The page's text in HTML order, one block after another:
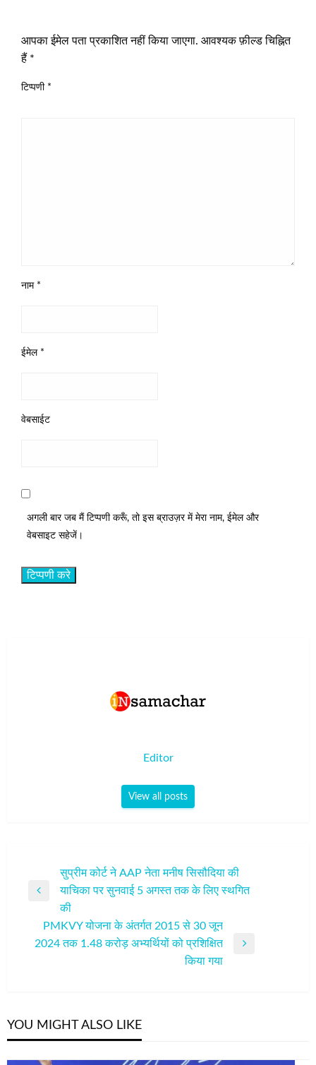
आपका ईमेल पता प्रकाशित नहीं किया जाएगा. आवश्यक फ़ील्ड चिह्नित
हैं *
टिप्पणी *
नाम *
ईमेल *
वेबसाईट
अगली बार जब मैं टिप्पणी करूँ, तो इस ब्राउज़र में मेरा नाम, ईमेल और
वेबसाइट सहेजें।
Editor
View all posts
नेविगेशन
सुप्रीम कोर्ट ने AAP नेता मनीष सिसौदिया की
याचिका पर सुनवाई 5 अगस्त तक के लिए स्थगित
की
PMKVY योजना के अंतर्गत 2015 से 30 जून
2024 तक 1.48 करोड़ अभ्यर्थियों को प्रशिक्षित
किया गया
YOU MIGHT ALSO LIKE